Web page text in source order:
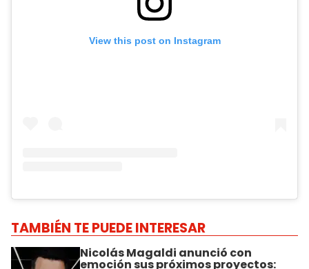
View this post on Instagram
TAMBIÉN TE PUEDE INTERESAR
Nicolás Magaldi anunció con
emoción sus próximos proyectos: